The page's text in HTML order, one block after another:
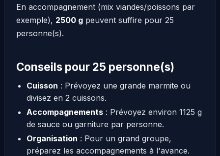
En accompagnement (mix viandes/poissons par
exemple), 2500 g peuvent suffire pour 25
personne(s).
Conseils pour 25 personne(s)
Cuisson : Prévoyez une grande marmite ou
divisez en 2 cuissons.
Accompagnements: Prévoyez environ 1125 g
de sauce ou garniture par personne.
Organisation : Pour un grand groupe,
préparez les accompagnements à l'avance.